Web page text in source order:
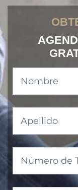
Contact
Form-